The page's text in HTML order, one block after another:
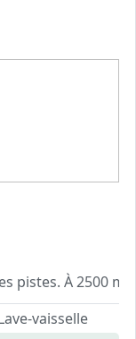
pistes. À 2500
jardin, patio.
vaisselle